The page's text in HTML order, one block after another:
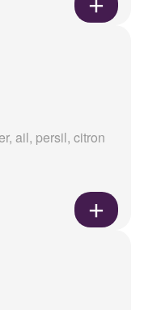
ail, persil, citron